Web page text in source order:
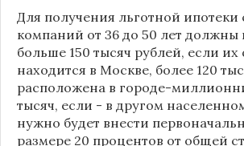
Для получения льготной
компаний от 36 до 50 лет должны
больше 150 тысяч рублей, если
находится в Москве, более 120
расположена в городе-
тысяч, если - в другом
нужно будет внести
размере 20 процентов от общей